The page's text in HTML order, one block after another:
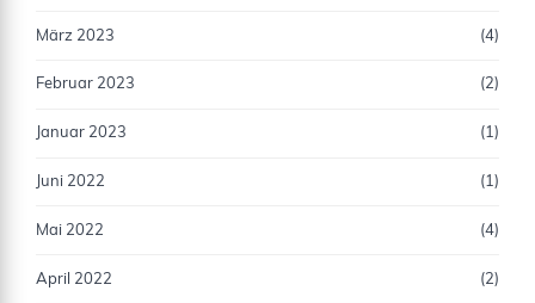
März 2023 (4)
Februar 2023 (2)
Januar 2023 (1)
Juni 2022 (1)
Mai 2022 (4)
April 2022 (2)